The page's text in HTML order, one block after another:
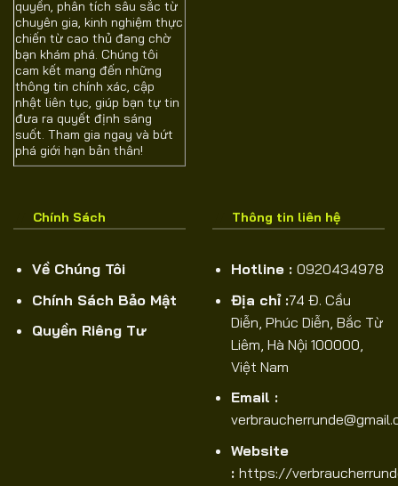
quyền, phân tích sâu sắc từ
chuyên gia, kinh nghiệm thực
chiến từ cao thủ đang chờ
bạn khám phá. Chúng tôi
cam kết mang đến những
thông tin chính xác, cập
nhật liên tục, giúp bạn tự tin
đưa ra quyết định sáng
suốt. Tham gia ngay và bứt
phá giới hạn bản thân!
Chính Sách
Về Chúng Tôi
Chính Sách Bảo Mật
Quyền Riêng Tư
Thông tin liên hệ
Hotline : 0920434978
Địa chỉ :74 Đ. Cầu
Diễn, Phúc Diễn, Bắc Từ
Liêm, Hà Nội 100000,
Việt Nam
Email :
Website
: https://